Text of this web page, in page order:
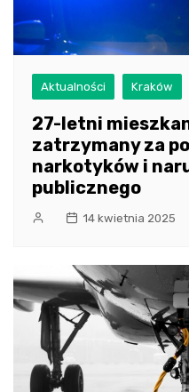
Aktualności Kraków
27-letni
zatrzymany za
narkotyków i
publicznego
14 kwietnia 2025